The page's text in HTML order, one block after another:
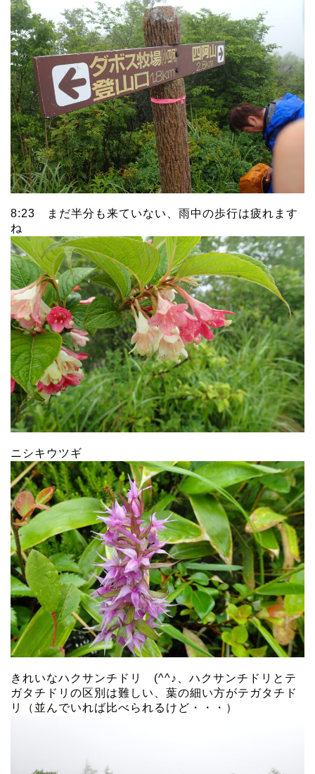
8:23 まだ半分も来ていない、雨中の歩行は疲れます
ね
ニシキウツギ
きれいなハクサンチドリ (^^♪、ハクサンチドリとテ
ガタチドリの区別は難しい、葉の細い方がテガタチド
リ（並んでいれば比べられるけど・・・）